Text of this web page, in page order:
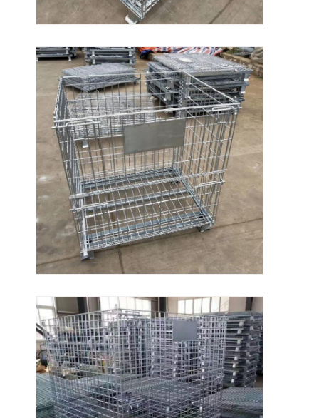
หน้าแรก
สินค้า
วิดีโอ
เกี่ยวกับเรา
ทัวร์โรงงาน
การควบคุมคุณภาพ
ติดต่อเรา
ข่าว
กรณี
ขอใบเสนอราคา
ราคาสะพายพอลเล็ตของโกดัง
ชั้นเก็บคลังสินค้า